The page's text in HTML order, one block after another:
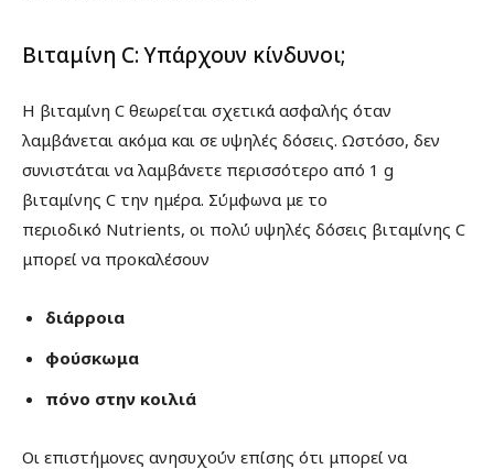
Βιταμίνη C: Υπάρχουν κίνδυνοι;
Η βιταμίνη C θεωρείται σχετικά ασφαλής όταν
λαμβάνεται ακόμα και σε υψηλές δόσεις. Ωστόσο, δεν
συνιστάται να λαμβάνετε περισσότερο από 1 g
βιταμίνης C την ημέρα. Σύμφωνα με το
περιοδικό Nutrients, οι πολύ υψηλές δόσεις βιταμίνης C
μπορεί να προκαλέσουν
διάρροια
φούσκωμα
πόνο στην κοιλιά
Οι επιστήμονες ανησυχούν επίσης ότι μπορεί να